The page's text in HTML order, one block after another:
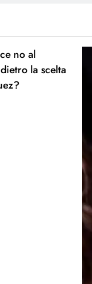
no al
la scelta